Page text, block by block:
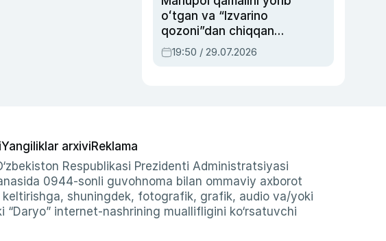
oʻtgan va “Izvarino
qozoni”dan chiqqan
qahramon — Ukraina
armiyasi bosh
19:50 / 29.07.2026
Yangiliklar arxiviReklama
Respublikasi Prezidenti Administratsiyasi
0944-sonli guvohnoma bilan ommaviy axborot
keltirishga, shuningdek, fotografik, grafik, audio va/yoki
internet-nashrining muallifligini ko‘rsatuvchi